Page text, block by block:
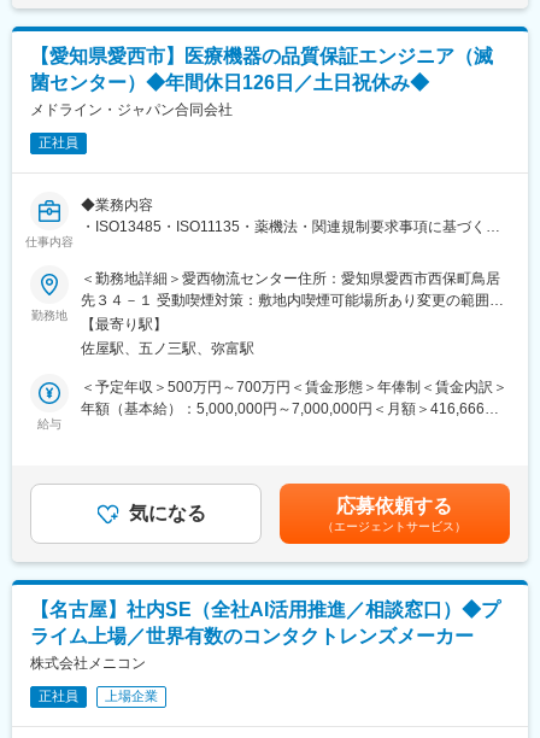
■当社の特徴
「見えないものを見えるようにしたい」、「見えたものを認識で
きるようにしたい」、「眼に関する優れた機器を作りたい」。こ
の想いのもと、当社は1971年に創業しました。以来、一貫して
「眼」に特化した事業を展開し、100ヶ国を超える国々へ製品を
届けています。当社は引き続き、世界中のみなさまのニーズに適
った製品、サービスを提供していきます。
変更の範囲：会社の定める業務
活動の中心は新規営業活動が90％、既存顧客のフォローアップが
10％です。飛び込み営業は行いません。
・担当エリアにおける薬局・病院、医療機関への訪問・提案活動
・製品デモンストレーション、製品や運用に関する説明会の実施
・顧客ニーズのヒアリングと社内関連部署へのフィードバック
品フォロー
・学会・展示会等への参加、社内レポート作成
■業務の魅力
・社会課題である薬剤師不足の解決に直結する提案ができ、成果
が数値と運用改善の両面で実感できます。
・世界トップクラスの導入実績を持つ製品のため、根拠をもった
提案が可能。
・モノ売りではなく、現場課題を整理し「DXをどう進めるか」を
共に考える提案型スタイルです。
実績が蓄積されているため提案ノウハウも共有されています。
・完全土日祝休み、緊急呼び出しなし
・導入後の対応は基本的に専任部門が担当し、営業に専念できる
■身につく能力
・DX推進における知見や実行力
・プロジェクトマネジメント力
・課題解決力
・医療知識
【愛知県愛西市】医療機器の品質保証エンジニア（滅
菌センター）◆年間休日126日／土日祝休み◆
メドライン・ジャパン合同会社
正社員
仕事内容
◆業務内容
・ISO13485・ISO11135・薬機法・関連規制要求事項に基づく、
び維持改善
・滅菌バリデーションの計画・遂行（自社滅菌、受託滅菌、滅菌
サイクル開発等）
・滅菌業務の維持・管理に伴う社内外関係者とのコミュニケーシ
ョン
・社内外監査対応
・関連プロジェクへの参画
かせない「滅菌」技術を身に付けることができます。
また、滅菌に加えて医療機器の製造管理・品質管理に関する幅広
い知識と実務経験を積むことができ、品質保証の専門家として成
◆成長の機会
医療機器の滅菌という専門性が高い業務を通じて、医療機器の製
造管理・品質管理、品質マネジメントシステム、滅菌の品質保証
業務において知識とスキルを身に付けることができます。
様々な業務を通じて、品質保証や滅菌の基礎から応用まで幅広く
学べる環境であり、成長を実感できる職場です。
勤務地
＜勤務地詳細＞愛西物流センター住所：愛知県愛西市西保町鳥居
先３４－１ 受動喫煙対策：敷地内喫煙可能場所あり変更の範囲：
会社の定める事業所
【最寄り駅】
佐屋駅、五ノ三駅、弥富駅
給与
＜予定年収＞500万円～700万円＜賃金形態＞年俸制＜賃金内訳＞
年額（基本給）：5,000,000円～7,000,000円＜月額＞416,666円
月）賃金はあくまでも目安の金額であり、選考を通じて上下する
可能性があります。月給(月額)は固定手当を含めた表記です。
気になる 応募依頼する
（エージェントサービス）
【名古屋】社内SE（全社AI活用推進／相談窓口）◆プ
ライム上場／世界有数のコンタクトレンズメーカー
株式会社メニコン
正社員 上場企業